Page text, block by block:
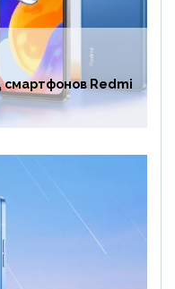
смартфонов Redmi